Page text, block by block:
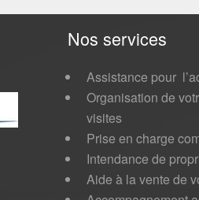
Nos services
Assistance pour
Organisation de
visites
Prise en charge
Intendance de
Aide à la vente de